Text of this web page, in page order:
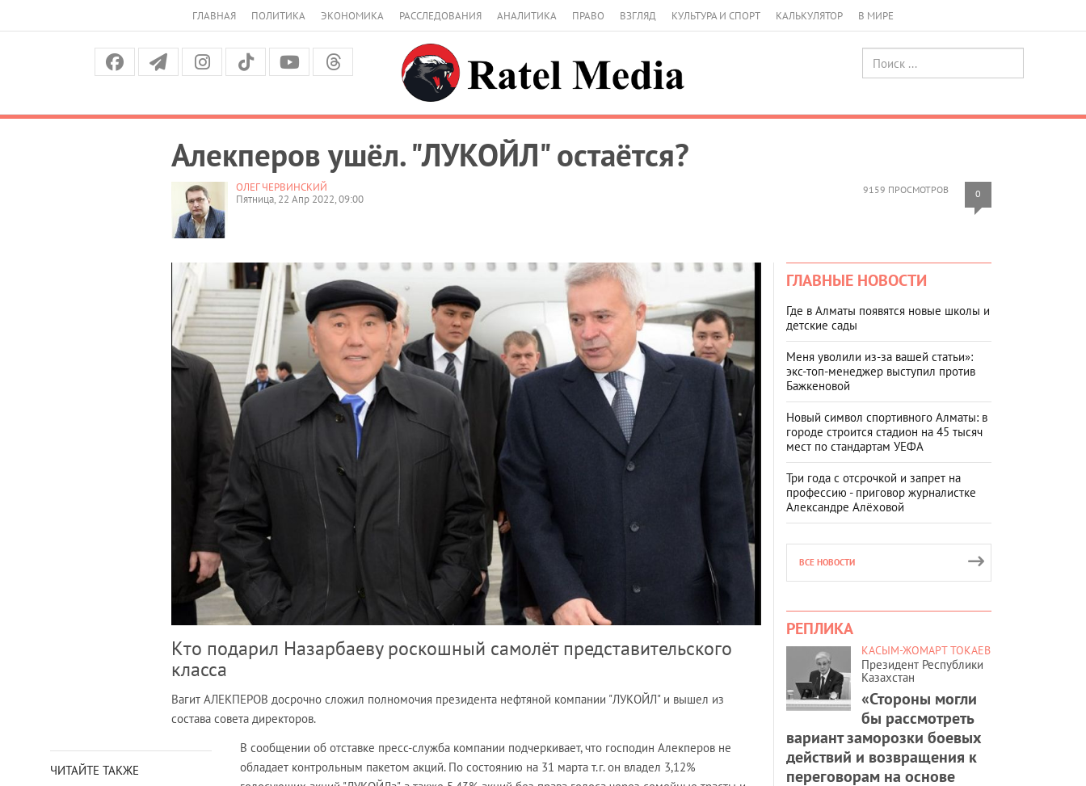
ГЛАВНАЯ ПОЛИТИКА ЭКОНОМИКА РАССЛЕДОВАНИЯ АНАЛИТИКА ПРАВО ВЗГЛЯД КУЛЬТУРА И СПОРТ КАЛЬКУЛЯТОР В МИРЕ
Алекперов ушёл. "ЛУКОЙЛ" остаётся?
9159 ПРОСМОТРОВ 0
ОЛЕГ ЧЕРВИНСКИЙ
Пятница, 22 Апр 2022, 09:00
Кто подарил Назарбаеву роскошный самолёт представительского
класса
Вагит АЛЕКПЕРОВ досрочно сложил полномочия президента нефтяной компании "ЛУКОЙЛ" и вышел из
состава совета директоров.
ЧИТАЙТЕ ТАКЖЕ
В сообщении об отставке пресс-служба компании подчеркивает, что господин Алекперов не
обладает контрольным пакетом акций. По состоянию на 31 марта т.г. он владел 3,12%
ГЛАВНЫЕ НОВОСТИ
Где в Алматы появятся новые школы и
детские сады
Меня уволили из-за вашей статьи»:
экс-топ-менеджер выступил против
Бажкеновой
Новый символ спортивного Алматы: в
городе строится стадион на 45 тысяч
мест по стандартам УЕФА
Три года с отсрочкой и запрет на
профессию - приговор журналистке
Александре Алёховой
ВСЕ НОВОСТИ
РЕПЛИКА
КАСЫМ-ЖОМАРТ ТОКАЕВ
Президент Республики
Казахстан
«Стороны могли
бы рассмотреть
вариант заморозки боевых
действий и возвращения к
переговорам на основе